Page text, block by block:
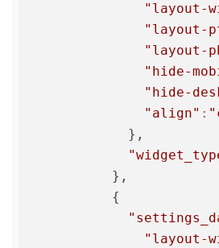
"layout-
"layout-
"layout-
"hide-
"hide-
"align" :
            },
          },
          {
"layout-